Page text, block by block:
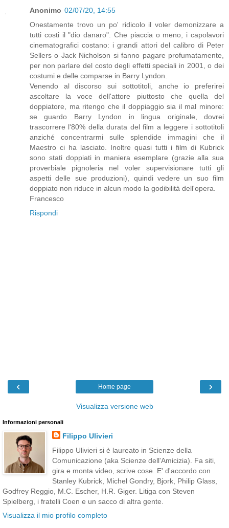
Anonimo 02/07/20, 14:55
Onestamente trovo un po' ridicolo il voler demonizzare a
tutti costi il "dio danaro". Che piaccia o meno, i capolavori
cinematografici costano: i grandi attori del calibro di Peter
Sellers o Jack Nicholson si fanno pagare profumatamente,
per non parlare del costo degli effetti speciali in 2001, o dei
costumi e delle comparse in Barry Lyndon.
Venendo al discorso sui sottotitoli, anche io preferirei
ascoltare la voce dell'attore piuttosto che quella del
doppiatore, ma ritengo che il doppiaggio sia il mal minore:
se guardo Barry Lyndon in lingua originale, dovrei
trascorrere l'80% della durata del film a leggere i sottotitoli
anziché concentrarmi sulle splendide immagini che il
Maestro ci ha lasciato. Inoltre quasi tutti i film di Kubrick
sono stati doppiati in maniera esemplare (grazie alla sua
proverbiale pignoleria nel voler supervisionare tutti gli
aspetti delle sue produzioni), quindi vedere un suo film
doppiato non riduce in alcun modo la godibilità dell'opera.
Francesco
Rispondi
‹ ›
Home page
Visualizza versione web
Informazioni personali
Filippo Ulivieri
Filippo Ulivieri si è laureato in Scienze della
Comunicazione (aka Scienze dell'Amicizia). Fa siti,
gira e monta video, scrive cose. E' d'accordo con
Stanley Kubrick, Michel Gondry, Bjork, Philip Glass,
Godfrey Reggio, M.C. Escher, H.R. Giger. Litiga con Steven
Spielberg, i fratelli Coen e un sacco di altra gente.
Visualizza il mio profilo completo